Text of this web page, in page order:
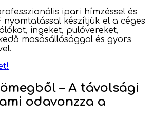
ipari hímzéssel és
nyomtatással készítjük el a céges
ingeket, pulóvereket,
mosásállósággal és gyors
– A távolsági
odavonzza a